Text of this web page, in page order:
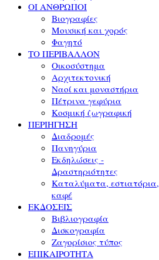
ΟΙ ΑΝΘΡΩΠΟΙ
Βιογραφίες
Μουσική και χορός
Φαγητό
ΤΟ ΠΕΡΙΒΑΛΛΟΝ
Οικοσύστημα
Αρχιτεκτονική
Ναοί και μοναστήρια
Πέτρινα γεφύρια
Κοσμική ζωγραφική
ΠΕΡΙΗΓΗΣΗ
Διαδρομές
Πανηγύρια
Εκδηλώσεις -
Δραστηριότητες
Καταλύματα, εστιατόρια,
καφέ
ΕΚΔΟΣΕΙΣ
Βιβλιογραφία
Δισκογραφία
Ζαγορίσιος τύπος
ΕΠΙΚΑΙΡΟΤΗΤΑ